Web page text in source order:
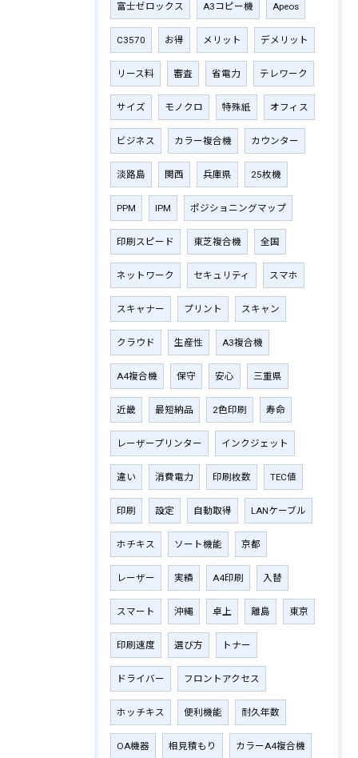
富士ゼロックス A3コピー機 Apeos
C3570 お得 メリット デメリット
リース料 審査 省電力 テレワーク
サイズ モノクロ 特殊紙 オフィス
ビジネス カラー複合機 カウンター
淡路島 関西 兵庫県 25枚機
PPM IPM ポジショニングマップ
印刷スピード 東芝複合機 全国
ネットワーク セキュリティ スマホ
スキャナー プリント スキャン
クラウド 生産性 A3複合機
A4複合機 保守 安心 三重県
近畿 最短納品 2色印刷 寿命
レーザープリンター インクジェット
違い 消費電力 印刷枚数 TEC値
印刷 設定 自動取得 LANケーブル
ホチキス ソート機能 京都
レーザー 実績 A4印刷 入替
スマート 沖縄 卓上 離島 東京
印刷速度 選び方 トナー
ドライバー フロントアクセス
ホッチキス 便利機能 耐久年数
OA機器 相見積もり カラーA4複合機